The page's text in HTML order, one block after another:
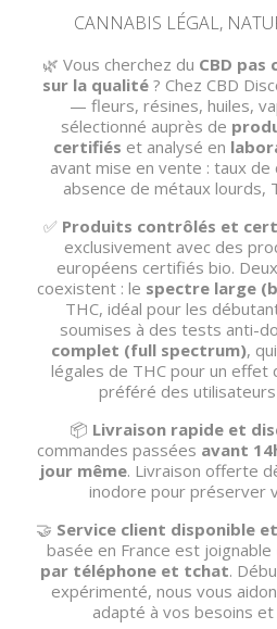
CANNABIS LÉGAL,
🌿 Vous cherchez du CBD pas
sur la qualité? Chez CBD
— fleurs, résines, huiles,
sélectionné auprès de
certifiés et analysé en
avant mise en vente : taux
absence de métaux lourds,
✅ Produits contrôlés et
exclusivement avec des
européens certifiés bio.
coexistent : le spectre large
THC, idéal pour les
soumises à des tests anti-
complet (full spectrum),
légales de THC pour un effet
préféré des
📦 Livraison rapide et
commandes passées avant
jour même. Livraison offerte
inodore pour préserver
🤝 Service client disponible
basée en France est joignable
par téléphone et tchat.
expérimenté, nous vous
adapté à vos besoins